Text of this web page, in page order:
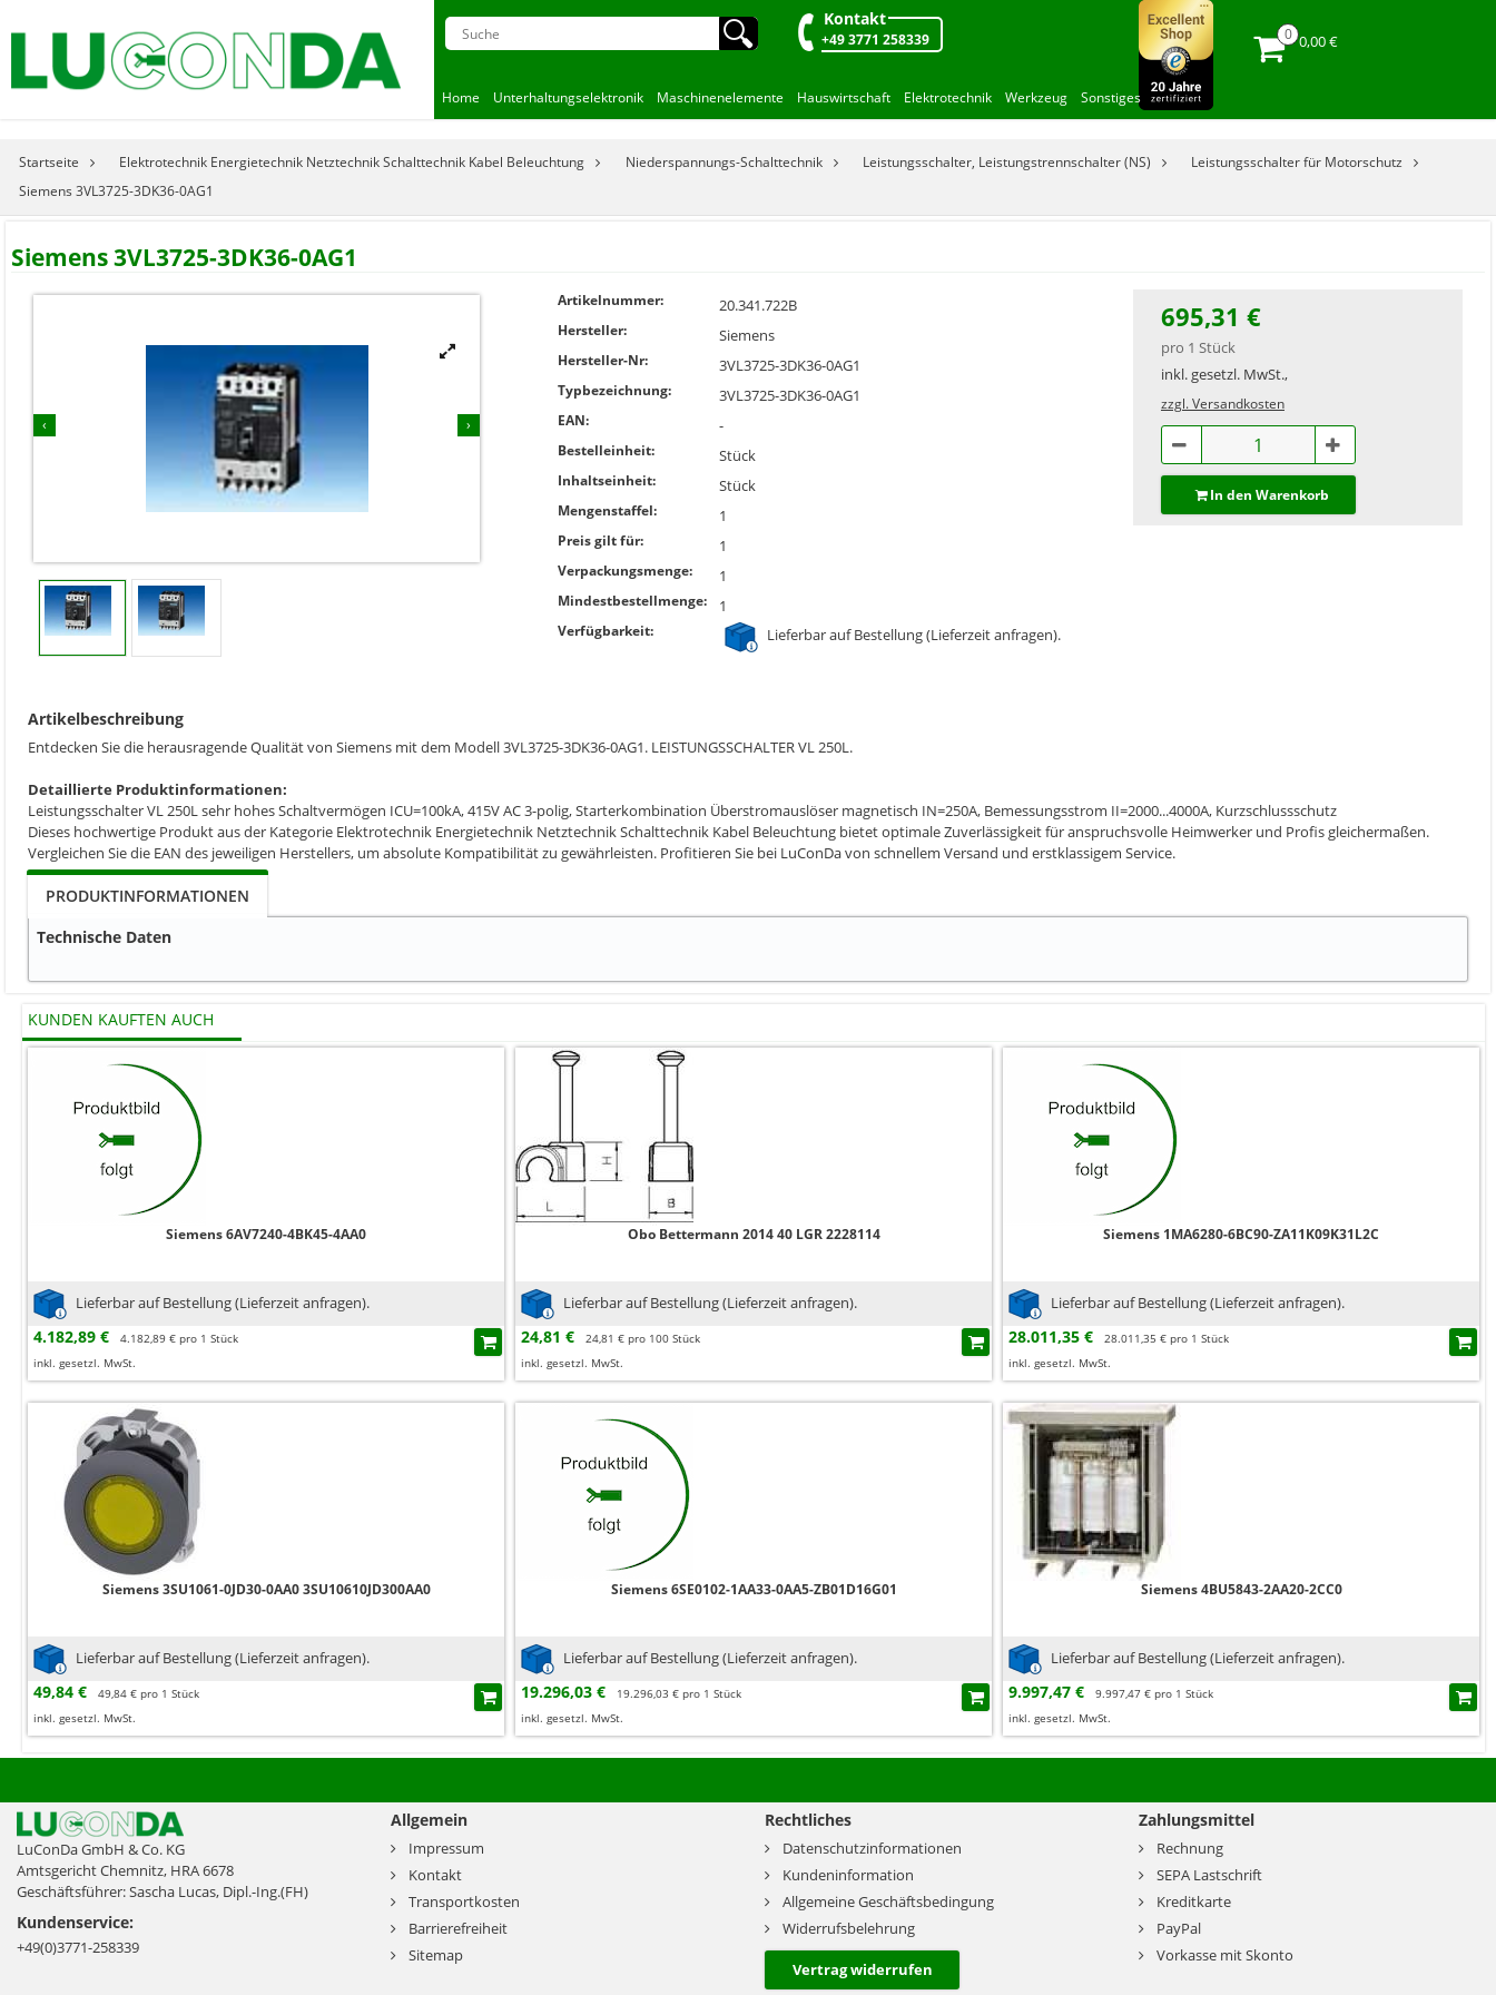
🔍︎ Kontakt
+49 3771 258339 0,00 €
Home Unterhaltungselektronik Maschinenelemente Hauswirtschaft Elektrotechnik Werkzeug Sonstiges
Startseite Elektrotechnik Energietechnik Netztechnik Schalttechnik Kabel Beleuchtung Niederspannungs-Schalttechnik Leistungsschalter, Leistungstrennschalter (NS)
Leistungsschalter für Motorschutz
Siemens 3VL3725-3DK36-0AG1
Siemens 3VL3725-3DK36-0AG1
‹ ›


Artikelnummer: 20.341.722B
Hersteller: Siemens
Hersteller-Nr: 3VL3725-3DK36-0AG1
Typbezeichnung: 3VL3725-3DK36-0AG1
EAN: -
Bestelleinheit: Stück
Inhaltseinheit: Stück
Mengenstaffel: 1
Preis gilt für: 1
Verpackungsmenge: 1
Mindestbestellmenge: 1
Verfügbarkeit: Lieferbar auf Bestellung (Lieferzeit anfragen).
695,31 €
pro 1 Stück
inkl. gesetzl. MwSt.,
zzgl. Versandkosten
In den Warenkorb
Artikelbeschreibung
Entdecken Sie die herausragende Qualität von Siemens mit dem Modell 3VL3725-3DK36-0AG1. LEISTUNGSSCHALTER VL 250L.
Detaillierte Produktinformationen:
Leistungsschalter VL 250L sehr hohes Schaltvermögen ICU=100kA, 415V AC 3-polig, Starterkombination Überstromauslöser magnetisch IN=250A, Bemessungsstrom II=2000...4000A, Kurzschlussschutz
Dieses hochwertige Produkt aus der Kategorie Elektrotechnik Energietechnik Netztechnik Schalttechnik Kabel Beleuchtung bietet optimale Zuverlässigkeit für anspruchsvolle Heimwerker und Profis gleichermaßen.
Vergleichen Sie die EAN des jeweiligen Herstellers, um absolute Kompatibilität zu gewährleisten. Profitieren Sie bei LuConDa von schnellem Versand und erstklassigem Service.
PRODUKTINFORMATIONEN
Technische Daten
KUNDEN KAUFTEN AUCH
Siemens 6AV7240-4BK45-4AA0
Lieferbar auf Bestellung (Lieferzeit anfragen).
4.182,89 €
4.182,89 € pro 1 Stück
inkl. gesetzl. MwSt.
Obo Bettermann 2014 40 LGR 2228114
Lieferbar auf Bestellung (Lieferzeit anfragen).
24,81 €
24,81 € pro 100 Stück
inkl. gesetzl. MwSt.
Siemens 1MA6280-6BC90-ZA11K09K31L2C
Lieferbar auf Bestellung (Lieferzeit anfragen).
28.011,35 €
28.011,35 € pro 1 Stück
inkl. gesetzl. MwSt.
Siemens 3SU1061-0JD30-0AA0 3SU10610JD300AA0
Lieferbar auf Bestellung (Lieferzeit anfragen).
49,84 €
49,84 € pro 1 Stück
inkl. gesetzl. MwSt.
Siemens 6SE0102-1AA33-0AA5-ZB01D16G01
Lieferbar auf Bestellung (Lieferzeit anfragen).
19.296,03 €
19.296,03 € pro 1 Stück
inkl. gesetzl. MwSt.
Siemens 4BU5843-2AA20-2CC0
Lieferbar auf Bestellung (Lieferzeit anfragen).
9.997,47 €
9.997,47 € pro 1 Stück
inkl. gesetzl. MwSt.
LuConDa GmbH & Co. KG
Amtsgericht Chemnitz, HRA 6678
Geschäftsführer: Sascha Lucas, Dipl.-Ing.(FH)
Kundenservice:
+49(0)3771-258339
Allgemein
Impressum
Kontakt
Transportkosten
Barrierefreiheit
Sitemap
Rechtliches
Datenschutzinformationen
Kundeninformation
Allgemeine Geschäftsbedingung
Widerrufsbelehrung
Vertrag widerrufen
Zahlungsmittel
Rechnung
SEPA Lastschrift
Kreditkarte
PayPal
Vorkasse mit Skonto